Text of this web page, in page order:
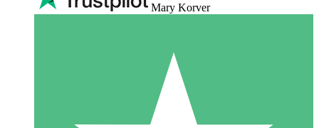
Mary Korver